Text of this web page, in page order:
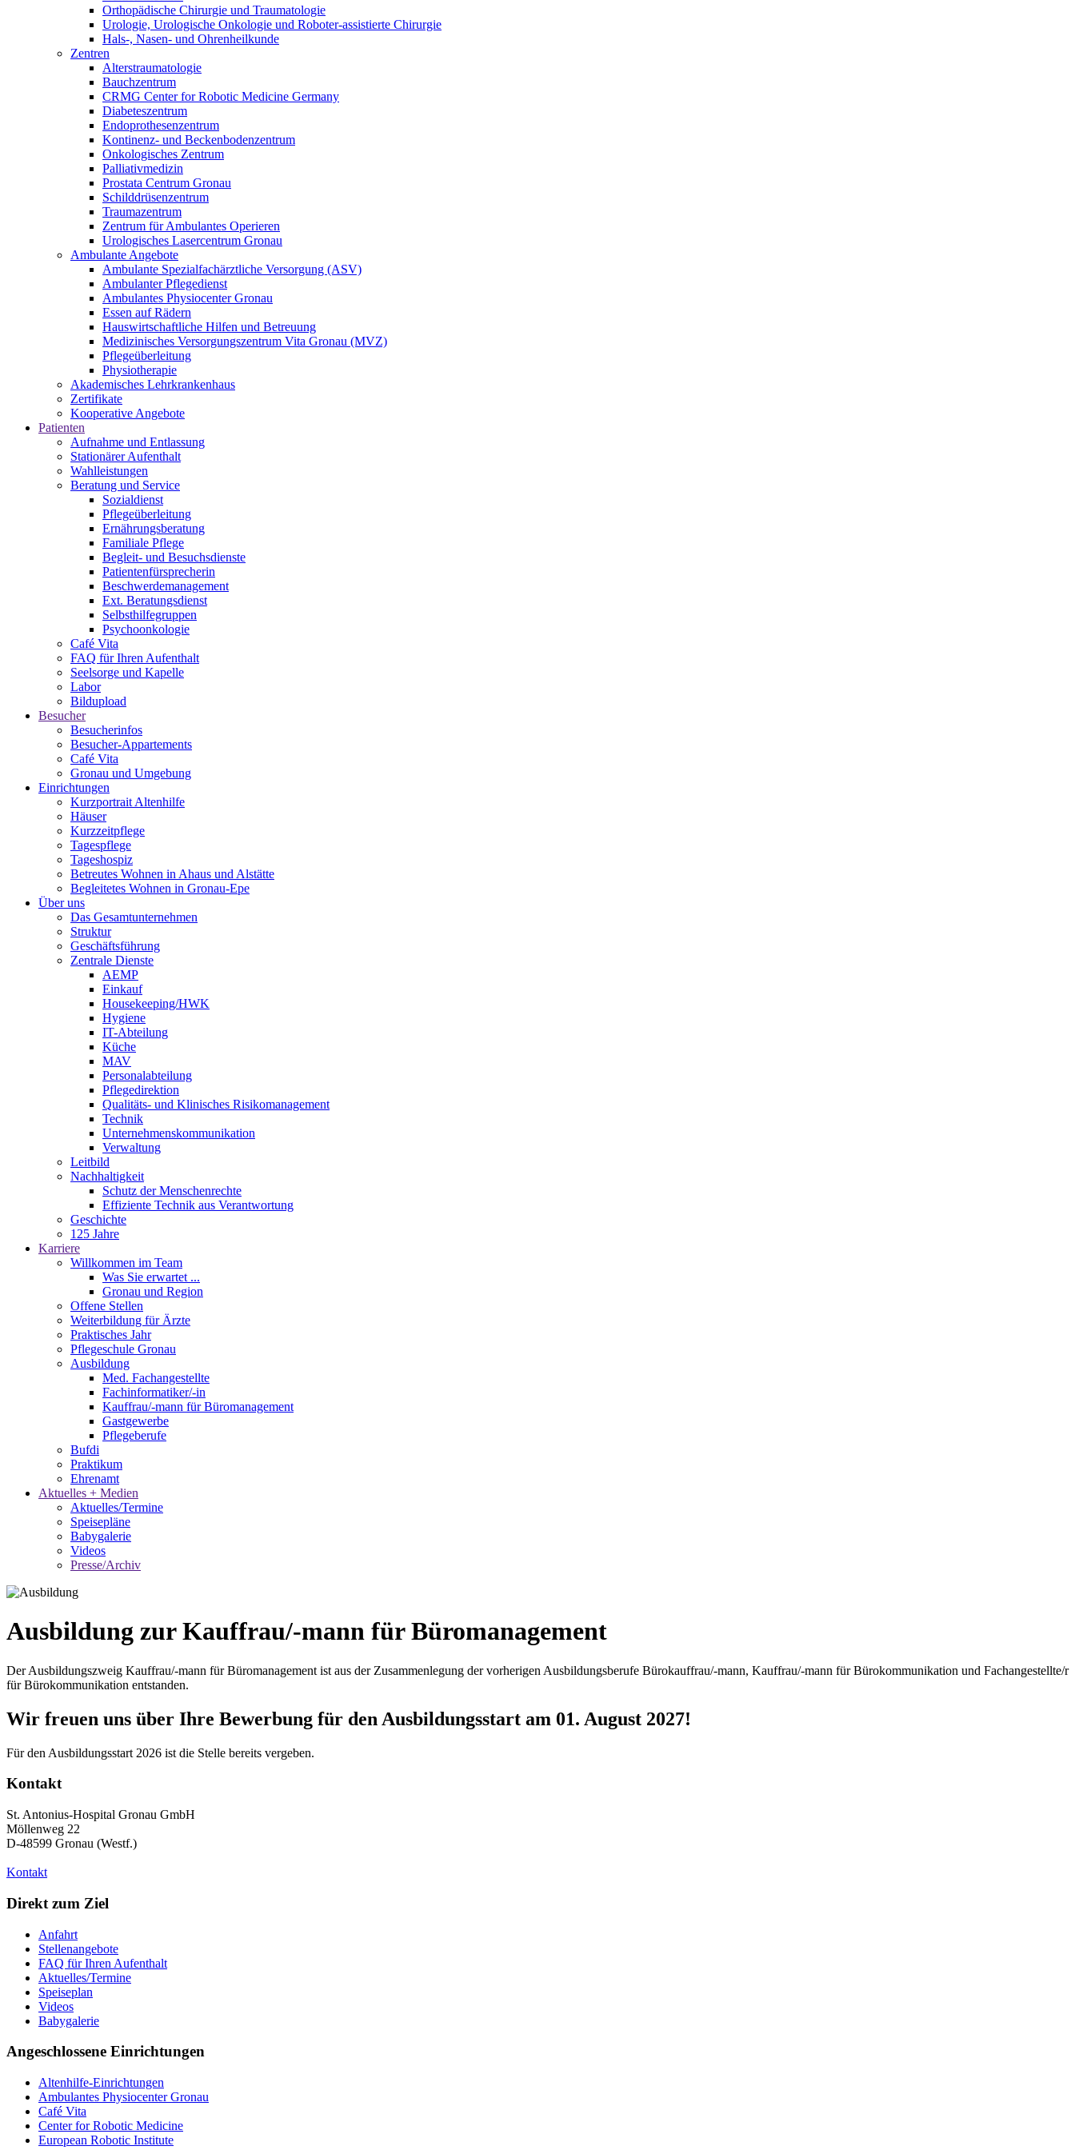
Orthopädische Chirurgie und Traumatologie
Urologie, Urologische Onkologie und Roboter-assistierte Chirurgie
Hals-, Nasen- und Ohrenheilkunde
Zentren
Alterstraumatologie
Bauchzentrum
CRMG Center for Robotic Medicine Germany
Diabeteszentrum
Endoprothesenzentrum
Kontinenz- und Beckenbodenzentrum
Onkologisches Zentrum
Palliativmedizin
Prostata Centrum Gronau
Schilddrüsenzentrum
Traumazentrum
Zentrum für Ambulantes Operieren
Urologisches Lasercentrum Gronau
Ambulante Angebote
Ambulante Spezialfachärztliche Versorgung (ASV)
Ambulanter Pflegedienst
Ambulantes Physiocenter Gronau
Essen auf Rädern
Hauswirtschaftliche Hilfen und Betreuung
Medizinisches Versorgungszentrum Vita Gronau (MVZ)
Pflegeüberleitung
Physiotherapie
Akademisches Lehrkrankenhaus
Zertifikate
Kooperative Angebote
Patienten
Aufnahme und Entlassung
Stationärer Aufenthalt
Wahlleistungen
Beratung und Service
Sozialdienst
Pflegeüberleitung
Ernährungsberatung
Familiale Pflege
Begleit- und Besuchsdienste
Patientenfürsprecherin
Beschwerdemanagement
Ext. Beratungsdienst
Selbsthilfegruppen
Psychoonkologie
Café Vita
FAQ für Ihren Aufenthalt
Seelsorge und Kapelle
Labor
Bildupload
Besucher
Besucherinfos
Besucher-Appartements
Café Vita
Gronau und Umgebung
Einrichtungen
Kurzportrait Altenhilfe
Häuser
Kurzzeitpflege
Tagespflege
Tageshospiz
Betreutes Wohnen in Ahaus und Alstätte
Begleitetes Wohnen in Gronau-Epe
Über uns
Das Gesamtunternehmen
Struktur
Geschäftsführung
Zentrale Dienste
AEMP
Einkauf
Housekeeping/HWK
Hygiene
IT-Abteilung
Küche
MAV
Personalabteilung
Pflegedirektion
Qualitäts- und Klinisches Risikomanagement
Technik
Unternehmenskommunikation
Verwaltung
Leitbild
Nachhaltigkeit
Schutz der Menschenrechte
Effiziente Technik aus Verantwortung
Geschichte
125 Jahre
Karriere
Willkommen im Team
Was Sie erwartet ...
Gronau und Region
Offene Stellen
Weiterbildung für Ärzte
Praktisches Jahr
Pflegeschule Gronau
Ausbildung
Med. Fachangestellte
Fachinformatiker/-in
Kauffrau/-mann für Büromanagement
Gastgewerbe
Pflegeberufe
Bufdi
Praktikum
Ehrenamt
Aktuelles + Medien
Aktuelles/Termine
Speisepläne
Babygalerie
Videos
Presse/Archiv
Ausbildung zur Kauffrau/-mann für Büromanagement
Der Ausbildungszweig Kauffrau/-mann für Büromanagement ist aus der Zusammenlegung der vorherigen Ausbildungsberufe Bürokauffrau/-mann, Kauffrau/-mann für Bürokommunikation und Fachangestellte/r
für Bürokommunikation entstanden.
Wir freuen uns über Ihre Bewerbung für den Ausbildungsstart am 01. August 2027!
Für den Ausbildungsstart 2026 ist die Stelle bereits vergeben.
Kontakt
St. Antonius-Hospital Gronau GmbH
Möllenweg 22
D-48599 Gronau (Westf.)
Kontakt
Direkt zum Ziel
Anfahrt
Stellenangebote
FAQ für Ihren Aufenthalt
Aktuelles/Termine
Speiseplan
Videos
Babygalerie
Angeschlossene Einrichtungen
Altenhilfe-Einrichtungen
Ambulantes Physiocenter Gronau
Café Vita
Center for Robotic Medicine
European Robotic Institute